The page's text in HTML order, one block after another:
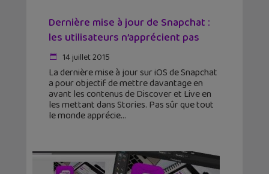
Dernière mise à jour de Snapchat :
les utilisateurs n’apprécient pas
14 juillet 2015
La dernière mise à jour sur iOS de Snapchat
a pour objectif de mettre davantage en
avant les contenus de Discover et Live en
les mettant dans Stories. Pas sûr que tout
le monde apprécie